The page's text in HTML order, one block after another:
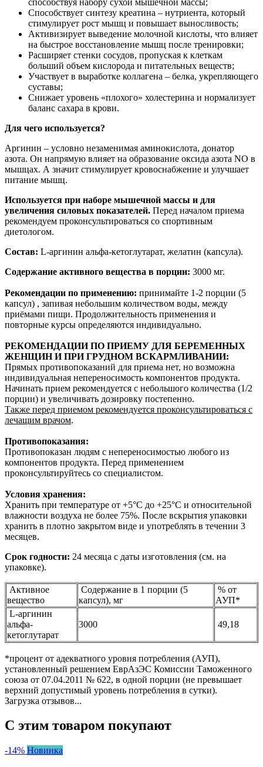
Способствует синтезу креатина – нутриента, который
стимулирует рост мышц и повышает выносливость;
Активизирует выведение молочной кислоты, что влияет
на быстрое восстановление мышц после тренировки;
Расширяет стенки сосудов, пропуская к клеткам
больший объем кислорода и питательных веществ;
Участвует в выработке коллагена – белка, укрепляющего
суставы;
Снижает уровень «плохого» холестерина и нормализует
баланс сахара в крови.
Для чего используется?
Аргинин – условно незаменимая аминокислота, донатор
азота. Он напрямую влияет на образование оксида азота NO в
мышцах. А значит стимулирует кровоснабжение и улучшает
питание мышц.
Используется при наборе мышечной массы и для
увеличения силовых показателей. Перед началом приема
рекомендуем проконсультироваться со спортивным
диетологом.
Состав: L-аргинин альфа-кетоглутарат, желатин (капсула).
Содержание активного вещества в порции: 3000 мг.
Рекомендации по применению: принимайте 1-2 порции (5
капсул) , запивая небольшим количеством воды, между
приёмами пищи. Продолжительность применения и
повторные курсы определяются индивидуально.
РЕКОМЕНДАЦИИ ПО ПРИЕМУ ДЛЯ БЕРЕМЕННЫХ
ЖЕНЩИН И ПРИ ГРУДНОМ ВСКАРМЛИВАНИИ:
Прямых противопоказаний для приема нет, но возможна
индивидуальная непереносимость компонентов продукта.
Начинать прием рекомендуется с небольшого количества (1/2
порции) и увеличивать дозировку постепенно.
Также перед приемом рекомендуется проконсультироваться с
лечащим врачом.
Противопоказания:
Противопоказан людям с непереносимостью любого из
компонентов продукта. Перед применением
проконсультируйтесь со специалистом.
Условия хранения:
Хранить при температуре от +5°C до +25°C и относительной
влажности воздуха не более 75%. После вскрытия упаковки
хранить в плотно закрытом виде и употреблять в течении 3
месяцев.
Срок годности: 24 месяца с даты изготовления (см. на
упаковке).
Активное
вещество
Содержание в 1 порции (5
капсул), мг
% от
АУП*
L-аргинин
альфа-
кетоглутарат
3000 49,18
*процент от адекватного уровня потребления (АУП),
установленный решением ЕврАзЭС Комиссии Таможенного
союза от 07.04.2011 № 622, в одной порции (не превышает
верхний допустимый уровень потребления в сутки).
Загрузка отзывов...
С этим товаром покупают
-14% Новинка